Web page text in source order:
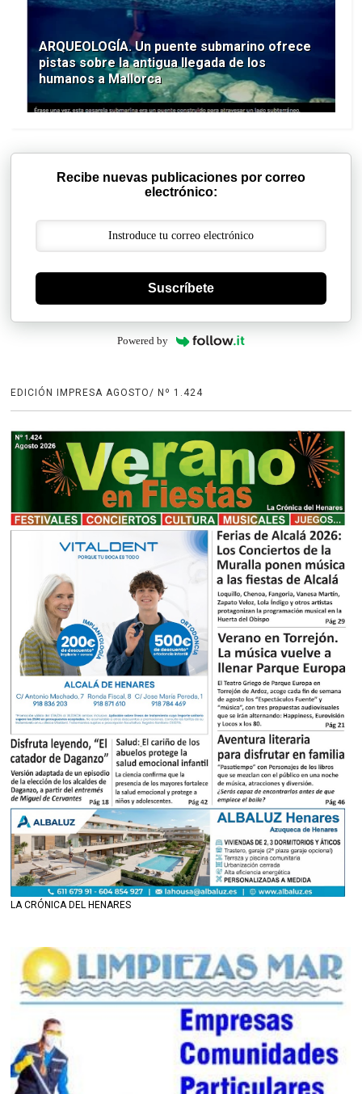
ARQUEOLOGÍA. Un puente submarino ofrece
pistas sobre la antigua llegada de los
humanos a Mallorca
Recibe nuevas publicaciones por correo
electrónico:
Suscríbete
Powered by
EDICIÓN IMPRESA AGOSTO/ Nº 1.424
LA CRÓNICA DEL HENARES